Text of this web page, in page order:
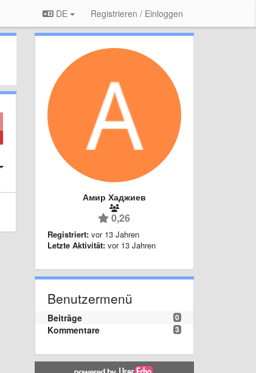
DE Registrieren / Einloggen
Амир Хаджиев
0,26
Registriert: vor 13 Jahren
Letzte Aktivität: vor 13 Jahren
Benutzermenü
0
Beiträge
3
Kommentare